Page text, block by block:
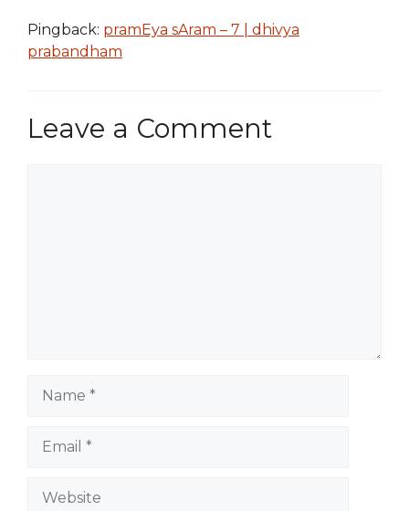
Pingback: pramEya sAram – 7 | dhivya
prabandham
Leave a Comment
Website